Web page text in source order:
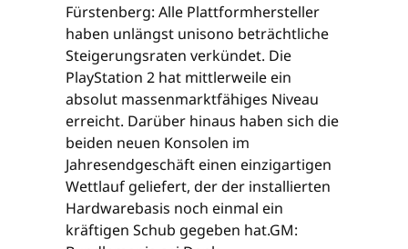
Fürstenberg: Alle Plattformhersteller
haben unlängst unisono beträchtliche
Steigerungsraten verkündet. Die
PlayStation 2 hat mittlerweile ein
absolut massenmarktfähiges Niveau
erreicht. Darüber hinaus haben sich die
beiden neuen Konsolen im
Jahresendgeschäft einen einzigartigen
Wettlauf geliefert, der der installierten
Hardwarebasis noch einmal ein
kräftigen Schub gegeben hat.GM: